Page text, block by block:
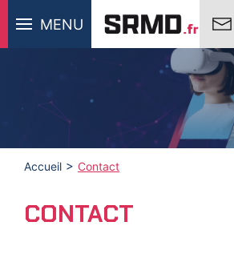
MENU
Accueil Contact
CONTACT